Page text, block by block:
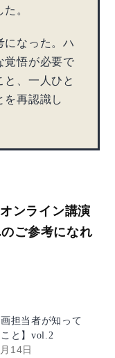
た。
になった。ハ
覚悟が必要で
と、一人ひと
を再認識し
ンライン講演
ご参考になれ
画担当者が知って
と】vol.2
14日